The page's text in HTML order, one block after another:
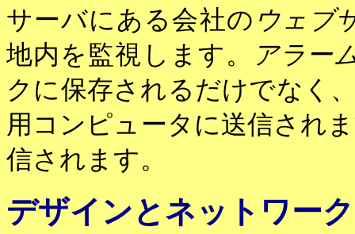
サーバにある会社の ウェブ
地内を監視します。
アラー
クに保存されるだけでなく
用コンピュータに送信され
信されます。
デザインとネットワー